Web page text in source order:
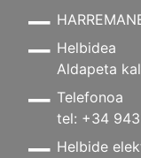
Helbidea
Aldapeta
Telefonoa
tel: +34
Helbide